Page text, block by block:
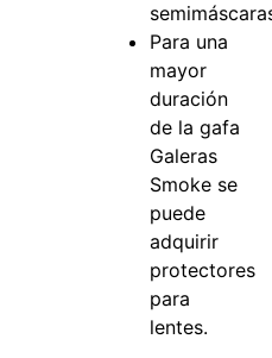
Para una
mayor
duración
de la gafa
Galeras
Smoke se
puede
adquirir
protectores
para
lentes.